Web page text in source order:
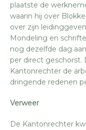
plaatste de
waarin hij over
over zijn
Mondeling en
nog dezelfde dag
per direct geschorst.
Kantonrechter de
dringende redenen
Verweer
De Kantonrechter